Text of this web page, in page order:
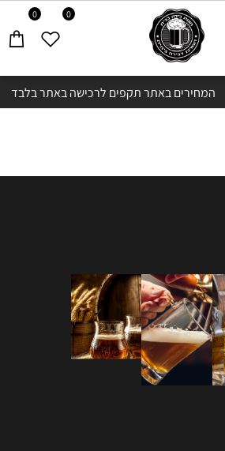
המחירים באתר תקפים לרכישה באתר בלבד
0 0